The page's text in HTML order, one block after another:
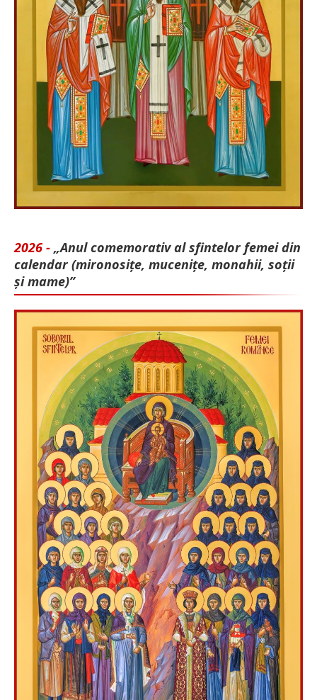
2026 - „Anul comemorativ al sfintelor femei din
calendar (mironosițe, mu­cenițe, monahii, soții
și mame)”